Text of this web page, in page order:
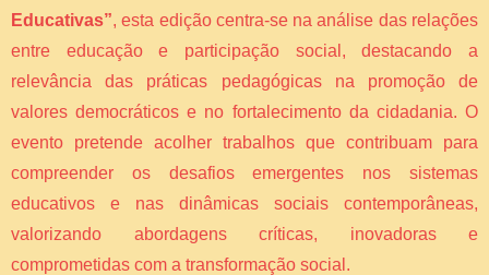
Educativas”, esta edição centra-se na análise das relações
entre educação e participação social, destacando a
relevância das práticas pedagógicas na promoção de
valores democráticos e no fortalecimento da cidadania. O
evento pretende acolher trabalhos que contribuam para
compreender os desafios emergentes nos sistemas
educativos e nas dinâmicas sociais contemporâneas,
valorizando abordagens críticas, inovadoras e
comprometidas com a transformação social.